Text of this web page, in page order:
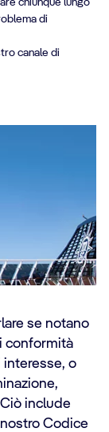
di
canale di
se notano
conformità
o
include
Codice